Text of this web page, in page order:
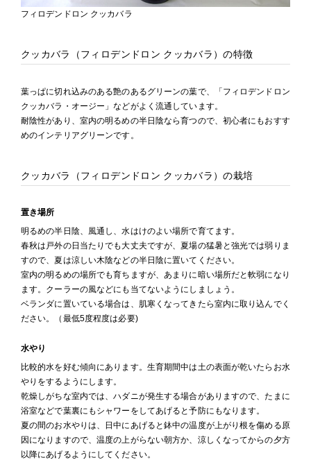
フィロデンドロン クッカバラ
クッカバラ（フィロデンドロン クッカバラ）の特徴
葉っぱに切れ込みのある艶のあるグリーンの葉で、「フィロデンドロン
クッカバラ・オージー」などがよく流通しています。
耐陰性があり、室内の明るめの半日陰なら育つので、初心者にもおすす
めのインテリアグリーンです。
クッカバラ（フィロデンドロン クッカバラ）の栽培
置き場所
明るめの半日陰、風通し、水はけのよい場所で育てます。
春秋は戸外の日当たりでも大丈夫ですが、夏場の猛暑と強光では弱りま
すので、夏は涼しい木陰などの半日陰に置いてください。
室内の明るめの場所でも育ちますが、あまりに暗い場所だと軟弱になり
ます。クーラーの風などにも当てないようにしましょう。
ベランダに置いている場合は、肌寒くなってきたら室内に取り込んでく
ださい。（最低5度程度は必要)
水やり
比較的水を好む傾向にあります。生育期間中は土の表面が乾いたらお水
やりをするようにします。
乾燥しがちな室内では、ハダニが発生する場合がありますので、たまに
浴室などで葉裏にもシャワーをしてあげると予防にもなります。
夏の間のお水やりは、日中にあげると鉢中の温度が上がり根を傷める原
因になりますので、温度の上がらない朝方か、涼しくなってからの夕方
以降にあげるようにしてください。